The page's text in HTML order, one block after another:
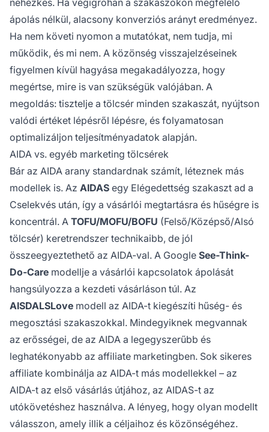
ápolás nélkül, alacsony konverziós arányt eredményez.
Ha nem követi nyomon a mutatókat, nem tudja, mi
működik, és mi nem. A közönség visszajelzéseinek
figyelmen kívül hagyása megakadályozza, hogy
megértse, mire is van szükségük valójában. A
megoldás: tisztelje a tölcsér minden szakaszát, nyújtson
valódi értéket lépésről lépésre, és folyamatosan
optimalizáljon teljesítményadatok alapján.
AIDA vs. egyéb marketing tölcsérek
Bár az AIDA arany standardnak számít, léteznek más
modellek is. Az AIDAS egy Elégedettség szakaszt ad a
Cselekvés után, így a vásárlói megtartásra és hűségre is
koncentrál. A TOFU/MOFU/BOFU (Felső/Középső/Alsó
tölcsér) keretrendszer technikaibb, de jól
összeegyeztethető az AIDA-val. A Google See-Think-
Do-Care modellje a vásárlói kapcsolatok ápolását
hangsúlyozza a kezdeti vásárláson túl. Az
AISDALSLove modell az AIDA-t kiegészíti hűség- és
megosztási szakaszokkal. Mindegyiknek megvannak
az erősségei, de az AIDA a legegyszerűbb és
leghatékonyabb az affiliate marketingben. Sok sikeres
affiliate kombinálja az AIDA-t más modellekkel – az
AIDA-t az első vásárlás útjához, az AIDAS-t az
utókövetéshez használva. A lényeg, hogy olyan modellt
válasszon, amely illik a céljaihoz és közönségéhez.